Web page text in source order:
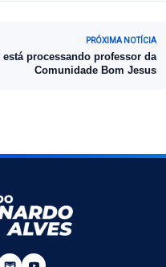
PRÓXIMA NOTÍCIA
processando professor da
Comunidade Bom Jesus